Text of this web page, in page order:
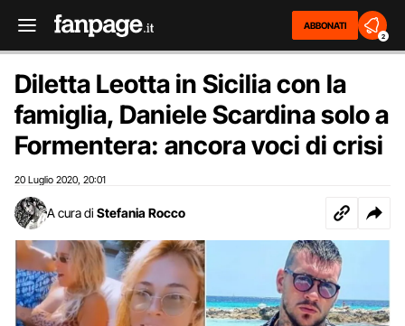
ABBONATI
2
Diletta Leotta in Sicilia con la
famiglia, Daniele Scardina solo a
Formentera: ancora voci di crisi
20 Luglio 2020 20:01
A cura di Stefania Rocco